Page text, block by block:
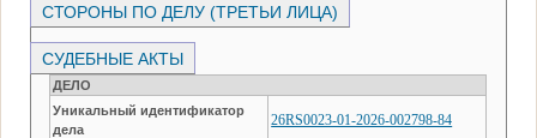
СТОРОНЫ ПО ДЕЛУ (ТРЕТЬИ ЛИЦА)
СУДЕБНЫЕ АКТЫ
ДЕЛО
Уникальный идентификатор
дела
26RS0023-01-2026-002798-84